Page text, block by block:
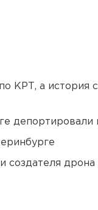
КРТ, а история с
депортировали
создателя